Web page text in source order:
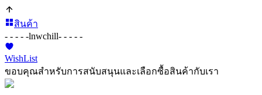
สินค้า
- - - - -lnwchill- - - - -
WishList
ขอบคุณสำหรับการสนับสนุนและเลือกซื้อสินค้ากับเรา